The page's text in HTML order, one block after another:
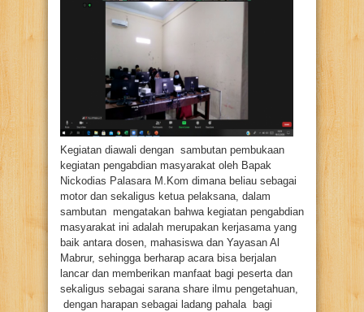
Kegiatan diawali dengan sambutan pembukaan
kegiatan pengabdian masyarakat oleh Bapak
Nickodias Palasara M.Kom dimana beliau sebagai
motor dan sekaligus ketua pelaksana, dalam
sambutan mengatakan bahwa kegiatan pengabdian
masyarakat ini adalah merupakan kerjasama yang
baik antara dosen, mahasiswa dan Yayasan Al
Mabrur, sehingga berharap acara bisa berjalan
lancar dan memberikan manfaat bagi peserta dan
sekaligus sebagai sarana share ilmu pengetahuan,
dengan harapan sebagai ladang pahala bagi